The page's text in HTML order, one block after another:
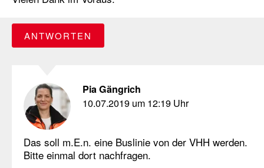
ANTWORTEN
Pia Gängrich
10.07.2019 um 12:19 Uhr
Das soll m.E.n. eine Buslinie von der VHH werden.
Bitte einmal dort nachfragen.